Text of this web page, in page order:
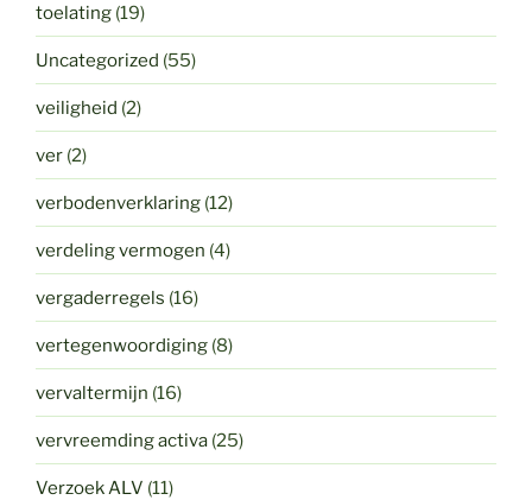
toelating (19)
Uncategorized (55)
veiligheid (2)
ver (2)
verbodenverklaring (12)
verdeling vermogen (4)
vergaderregels (16)
vertegenwoordiging (8)
vervaltermijn (16)
vervreemding activa (25)
Verzoek ALV (11)